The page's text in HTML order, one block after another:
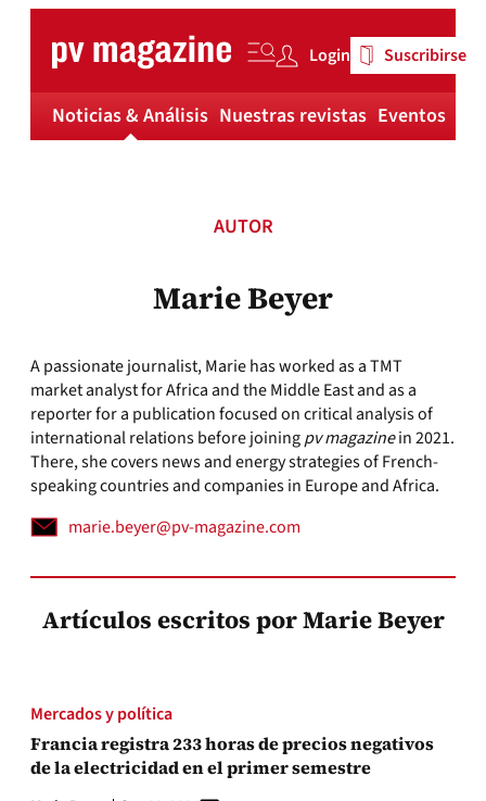
content
Login Suscribirse
Noticias & Análisis Nuestras revistas Eventos
AUTOR
Marie Beyer
A passionate journalist, Marie has worked as a TMT
market analyst for Africa and the Middle East and as a
reporter for a publication focused on critical analysis of
international relations before joiningpv magazinein 2021.
There, she covers news and energy strategies of French-
speaking countries and companies in Europe and Africa.
marie.beyer@pv-magazine.com
Artículos escritos por Marie Beyer
Mercados y política
Francia registra 233 horas de precios negativos
de la electricidad en el primer semestre